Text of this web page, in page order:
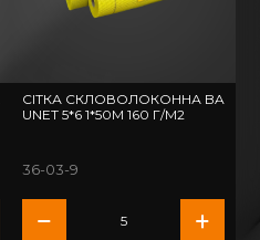
СІТКА СКЛОВОЛОКОННА BA
UNET 5*6 1*50М 160 Г/М2
36-03-9